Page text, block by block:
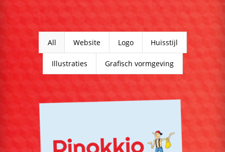
All Website Logo Huisstijl
Illustraties Grafisch vormgeving